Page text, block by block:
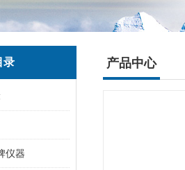
录
仪器
产品中心